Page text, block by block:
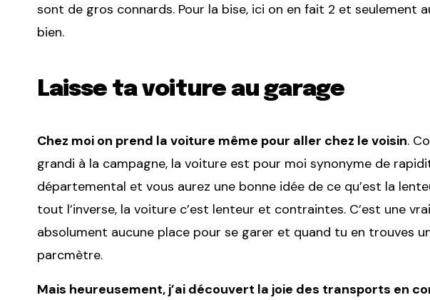
sont de gros connards. Pour la bise, ici on en fait 2 et seulement
bien.
Laisse ta voiture au garage
Chez moi on prend la voiture même pour aller chez le voisin.
grandi à la campagne, la voiture est pour moi synonyme de
départemental et vous aurez une bonne idée de ce qu’est la
tout l’inverse, la voiture c’est lenteur et contraintes. C’est une
absolument aucune place pour se garer et quand tu en trouves
parcmètre.
Mais heureusement, j’ai découvert la joie des transports en